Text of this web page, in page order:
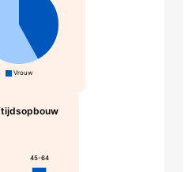
Vrouw
45-64